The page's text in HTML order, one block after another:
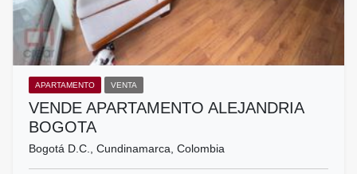
APARTAMENTO VENTA
VENDE APARTAMENTO ALEJANDRIA
BOGOTA
Bogotá D.C., Cundinamarca, Colombia